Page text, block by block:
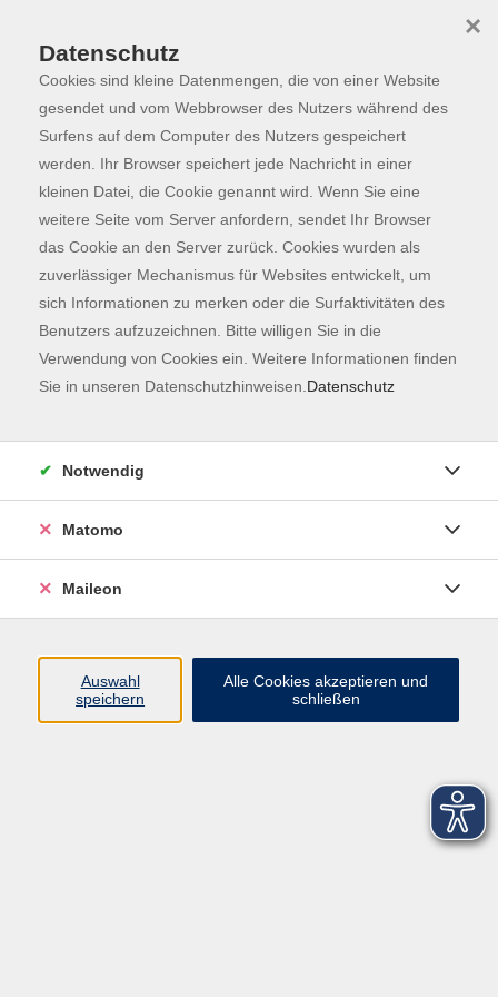
Skip to main content
Dozierende
Der Dozent konnte leider nicht gefunden
werden
Datenschutzerklärung
Datenschutz
Cookies sind kleine Datenmengen, die von einer Website
gesendet und vom Webbrowser des Nutzers während des
Surfens auf dem Computer des Nutzers gespeichert
werden. Ihr Browser speichert jede Nachricht in einer
kleinen Datei, die Cookie genannt wird. Wenn Sie eine
weitere Seite vom Server anfordern, sendet Ihr Browser
das Cookie an den Server zurück. Cookies wurden als
zuverlässiger Mechanismus für Websites entwickelt, um
sich Informationen zu merken oder die Surfaktivitäten des
Benutzers aufzuzeichnen. Bitte willigen Sie in die
Verwendung von Cookies ein. Weitere Informationen finden
Sie in unseren Datenschutzhinweisen. Datenschutz
×
Notwendig
Matomo
Maileon
Auswahl
speichern
Alle Cookies akzeptieren und
schließen